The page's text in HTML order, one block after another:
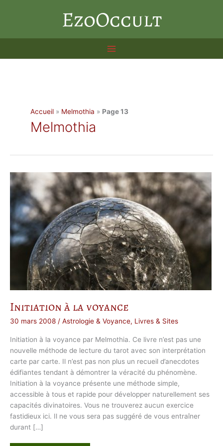
EzoOccult
Accueil » Melmothia » Page 13
Melmothia
Initiation à la voyance
30 mars 2008 / Astrologie & Voyance, Livres & Sites
Initiation à la voyance par Melmothia. Ce livre n’est pas une
nouvelle méthode de lecture du tarot avec son interprétation
carte par carte. Il n’est pas non plus un recueil d’anecdotes
édifiantes tendant à démontrer la véracité du phénomène.
Initiation à la voyance présente une méthode simple,
accessible à tous et rapide pour développer naturellement ses
capacités divinatoires. Vous ne trouverez aucun exercice
fastidieux ici. Il ne vous sera pas suggéré de vous entraîner
durant […]